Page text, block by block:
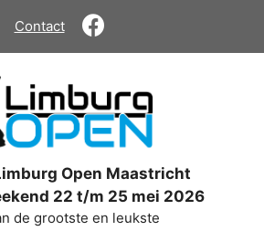
Contact
Open Maastricht
22 t/m 25 mei 2026
de grootste en leukste